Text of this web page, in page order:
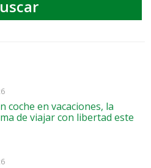
coche en vacaciones, la
de viajar con libertad este